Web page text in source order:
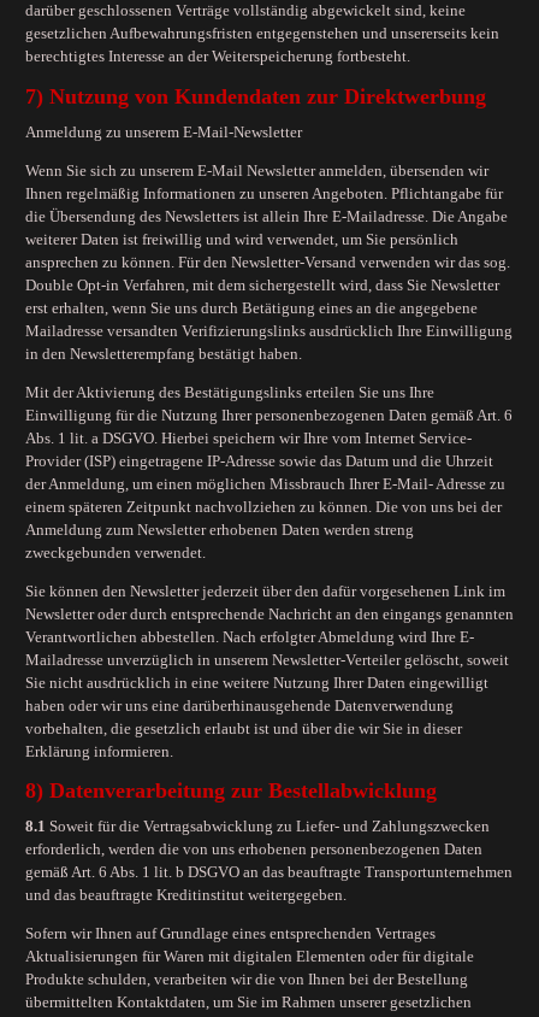
darüber geschlossenen Verträge vollständig abgewickelt sind, keine
gesetzlichen Aufbewahrungsfristen entgegenstehen und unsererseits kein
berechtigtes Interesse an der Weiterspeicherung fortbesteht.
7) Nutzung von Kundendaten zur Direktwerbung
Anmeldung zu unserem E-Mail-Newsletter
Wenn Sie sich zu unserem E-Mail Newsletter anmelden, übersenden wir
Ihnen regelmäßig Informationen zu unseren Angeboten. Pflichtangabe für
die Übersendung des Newsletters ist allein Ihre E-Mailadresse. Die Angabe
weiterer Daten ist freiwillig und wird verwendet, um Sie persönlich
ansprechen zu können. Für den Newsletter-Versand verwenden wir das sog.
Double Opt-in Verfahren, mit dem sichergestellt wird, dass Sie Newsletter
erst erhalten, wenn Sie uns durch Betätigung eines an die angegebene
Mailadresse versandten Verifizierungslinks ausdrücklich Ihre Einwilligung
in den Newsletterempfang bestätigt haben.
Mit der Aktivierung des Bestätigungslinks erteilen Sie uns Ihre
Einwilligung für die Nutzung Ihrer personenbezogenen Daten gemäß Art. 6
Abs. 1 lit. a DSGVO. Hierbei speichern wir Ihre vom Internet Service-
Provider (ISP) eingetragene IP-Adresse sowie das Datum und die Uhrzeit
der Anmeldung, um einen möglichen Missbrauch Ihrer E-Mail- Adresse zu
einem späteren Zeitpunkt nachvollziehen zu können. Die von uns bei der
Anmeldung zum Newsletter erhobenen Daten werden streng
zweckgebunden verwendet.
Sie können den Newsletter jederzeit über den dafür vorgesehenen Link im
Newsletter oder durch entsprechende Nachricht an den eingangs genannten
Verantwortlichen abbestellen. Nach erfolgter Abmeldung wird Ihre E-
Mailadresse unverzüglich in unserem Newsletter-Verteiler gelöscht, soweit
Sie nicht ausdrücklich in eine weitere Nutzung Ihrer Daten eingewilligt
haben oder wir uns eine darüberhinausgehende Datenverwendung
vorbehalten, die gesetzlich erlaubt ist und über die wir Sie in dieser
Erklärung informieren.
8) Datenverarbeitung zur Bestellabwicklung
8.1 Soweit für die Vertragsabwicklung zu Liefer- und Zahlungszwecken
erforderlich, werden die von uns erhobenen personenbezogenen Daten
gemäß Art. 6 Abs. 1 lit. b DSGVO an das beauftragte Transportunternehmen
und das beauftragte Kreditinstitut weitergegeben.
Sofern wir Ihnen auf Grundlage eines entsprechenden Vertrages
Aktualisierungen für Waren mit digitalen Elementen oder für digitale
Produkte schulden, verarbeiten wir die von Ihnen bei der Bestellung
übermittelten Kontaktdaten, um Sie im Rahmen unserer gesetzlichen